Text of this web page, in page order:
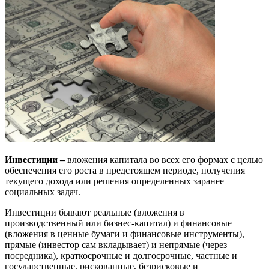
Инвестиции –вложения капитала во всех его формах с целью
обеспечения его роста в предстоящем периоде, получения
текущего дохода или решения определенных заранее
социальных задач.
Инвестиции бывают реальные (вложения в
производственный или бизнес-капитал) и финансовые
(вложения в ценные бумаги и финансовые инструменты),
прямые (инвестор сам вкладывает) и непрямые (через
посредника), краткосрочные и долгосрочные, частные и
государственные, рискованные, безрисковые и